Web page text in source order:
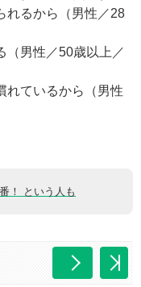
れるから（男性／28
（男性／50歳以上／
れているから（男性
！ という人も